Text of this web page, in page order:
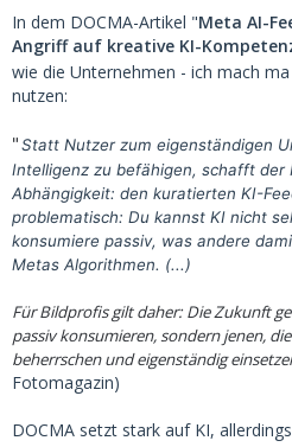
In dem DOCMA-Artikel "Meta AI-
Angriff auf kreative KI-
wie die Unternehmen - ich mach
nutzen:
"Statt Nutzer zum eigenständigen
Intelligenz zu befähigen, schafft der
Abhängigkeit: den kuratierten KI-
problematisch: Du kannst KI nicht
konsumiere passiv, was andere
Metas Algorithmen. (...)
Für Bildprofis gilt daher: Die Zukunft
passiv konsumieren, sondern jenen,
beherrschen und eigenständig
Fotomagazin)
DOCMA setzt stark auf KI,